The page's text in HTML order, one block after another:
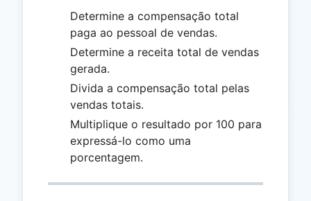
Determine a compensação total
paga ao pessoal de vendas.
Determine a receita total de vendas
gerada.
Divida a compensação total pelas
vendas totais.
Multiplique o resultado por 100 para
expressá-lo como uma
porcentagem.